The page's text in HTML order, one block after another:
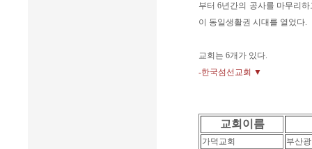
부터 6년간의 공사를 마무리
이 동일생활권 시대를 열었다.
교회는 6개가 있다.
-한국섬선교회 ▼
교회이름
가덕교회
부산